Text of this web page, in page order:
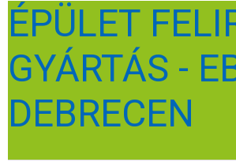
ÉPÜLET
GYÁRTÁS -
DEBRECEN